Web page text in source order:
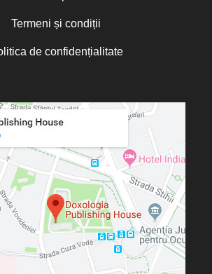
Termeni și condiții
de confidențialitate